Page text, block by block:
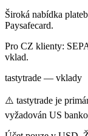
Široká nabídka
Paysafecard.
Pro CZ klienty:
vklad.
tastytrade — vklady
⚠️ tastytrade je
vyžadován US